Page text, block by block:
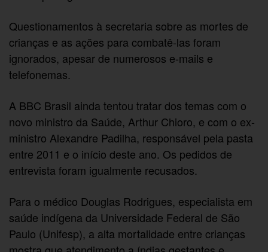
Questionamentos à secretaria sobre as mortes de
crianças e as ações para combatê-las foram
ignorados, apesar de numerosos e-mails e
telefonemas.
A BBC Brasil ainda tentou tratar dos temas com o
novo ministro da Saúde, Arthur Chioro, e com o ex-
ministro Alexandre Padilha, responsável pela pasta
entre 2011 e o início deste ano. Os pedidos de
entrevista foram igualmente recusados.
Para o médico Douglas Rodrigues, especialista em
saúde indígena da Universidade Federal de São
Paulo (Unifesp), a alta mortalidade entre crianças